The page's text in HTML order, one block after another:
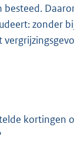
zonder
kortingen